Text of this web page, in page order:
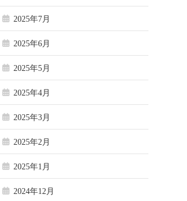
2025年7月
2025年6月
2025年5月
2025年4月
2025年3月
2025年2月
2025年1月
2024年12月